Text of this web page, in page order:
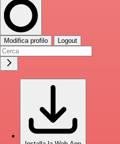
Modifica profilo Logout